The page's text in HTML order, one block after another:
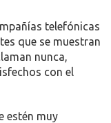
telefónicas
que se muestran
nunca,
con el
estén muy